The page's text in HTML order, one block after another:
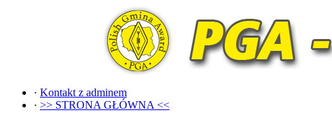
· Kontakt z adminem
· >> STRONA GŁÓWNA <<